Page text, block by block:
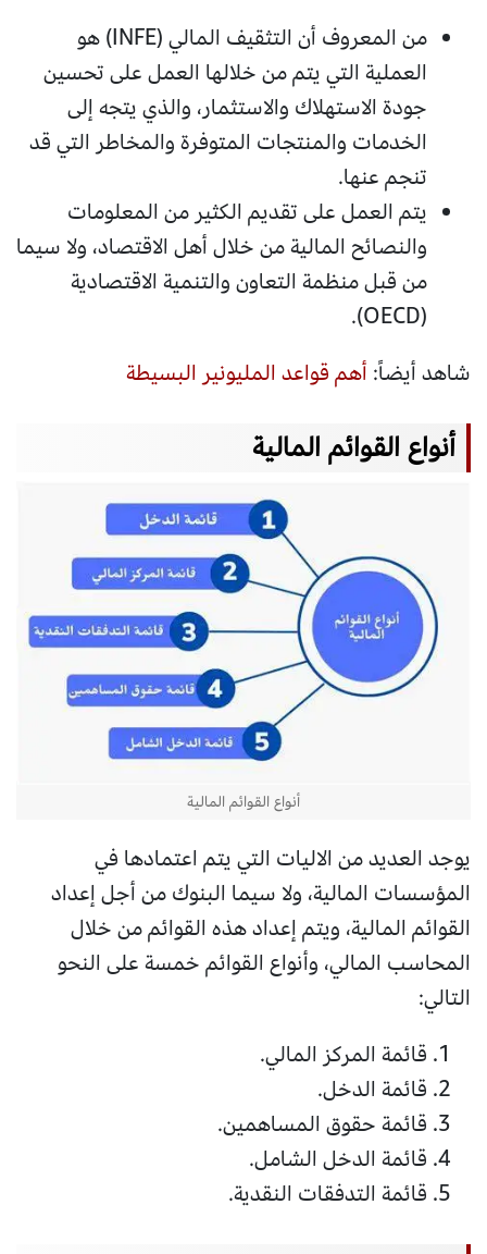
من المعروف أن التثقيف المالي (INFE) هو
العملية التي يتم من خلالها العمل على تحسين
جودة الاستهلاك والاستثمار، والذي يتجه إلى
الخدمات والمنتجات المتوفرة والمخاطر التي قد
تنجم عنها.
يتم العمل على تقديم الكثير من المعلومات
والنصائح المالية من خلال أهل الاقتصاد، ولا سيما
من قبل منظمة التعاون والتنمية الاقتصادية
(OECD).
شاهد أيضاً: أهم قواعد المليونير البسيطة
أنواع القوائم المالية
أنواع القوائم المالية
يوجد العديد من الاليات التي يتم اعتمادها في
المؤسسات المالية، ولا سيما البنوك من أجل إعداد
القوائم المالية، ويتم إعداد هذه القوائم من خلال
المحاسب المالي، وأنواع القوائم خمسة على النحو
التالي:
قائمة المركز المالي.
قائمة الدخل.
قائمة حقوق المساهمين.
قائمة الدخل الشامل.
قائمة التدفقات النقدية.